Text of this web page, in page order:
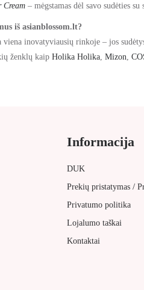
– mėgstamas dėl savo sudėties
iš asianblossom.lt?
viena inovatyviausių rinkoje – jos
ženklų kaip Holika Holika Mizon
Informacija
DUK
Prekių pristatymas /
Privatumo politika
Lojalumo taškai
Kontaktai